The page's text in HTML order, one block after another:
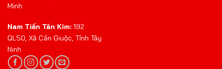
Minh
Nam Tiến Tân Kim: 192
QL50, Xã Cần Giuộc, Tỉnh Tây
Ninh